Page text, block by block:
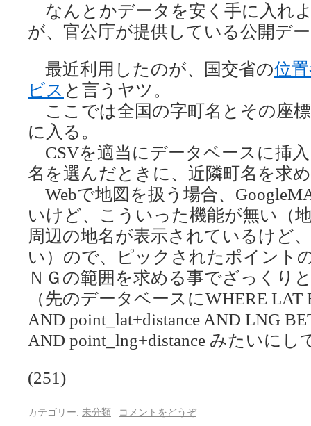
なんとかデータを安く手に入れ
が、官公庁が提供している公開デ
最近利用したのが、国交省の位
ビス と言うヤツ。
ここでは全国の字町名とその座
に入る。
CSVを適当にデータベースに挿
名を選んだときに、近隣町名を求
Webで地図を扱う場合、
いけど、こういった機能が無い（
周辺の地名が表示されているけど
い）ので、ピックされたポイント
ＮＧの範囲を求める事でざっくり
（先のデータベースにWHERE LAT
AND point_lat+distance AND LNG
AND point_lng+distance みたいにし
(251)
カテゴリー: 未分類 | コメントをどうぞ